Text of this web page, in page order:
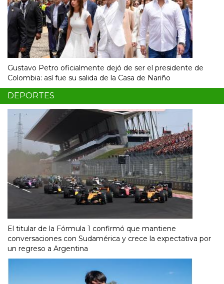
Gustavo Petro oficialmente dejó de ser el presidente de
Colombia: así fue su salida de la Casa de Nariño
DEPORTES
El titular de la Fórmula 1 confirmó que mantiene
conversaciones con Sudamérica y crece la expectativa por
un regreso a Argentina